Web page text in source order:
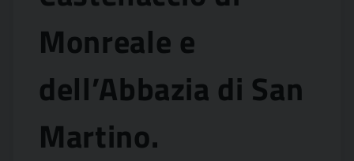
Monreale e
dell’Abbazia di San
Martino.